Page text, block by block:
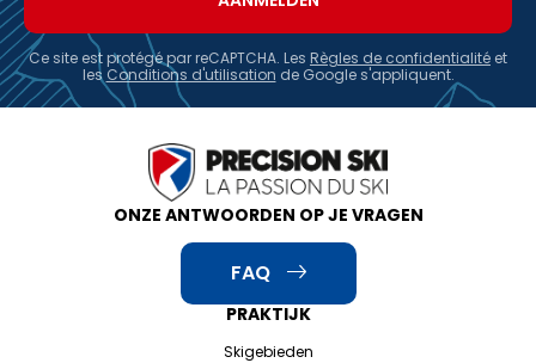
Ce site est protégé par reCAPTCHA. Les Règles de confidentialité et
les Conditions d'utilisation de Google s'appliquent.
PRAKTIJK
Skigebieden
ONZE ANTWOORDEN OP JE VRAGEN
FAQ